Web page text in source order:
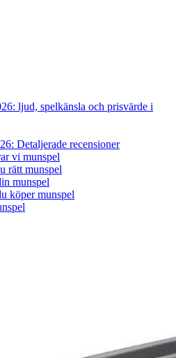
ljud, spelkänsla och prisvärde i
Detaljerade recensioner
vi munspel
rätt munspel
munspel
köper munspel